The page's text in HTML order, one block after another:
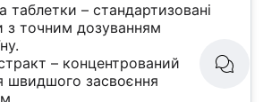
таблетки – стандартизовані
з точним дозуванням
– концентрований
швидшого засвоєння